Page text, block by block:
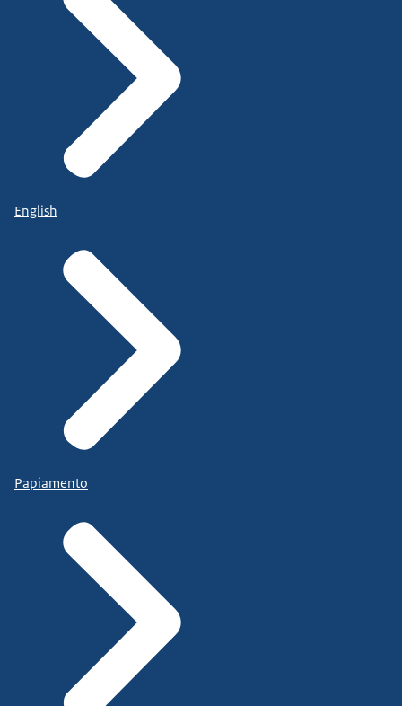
English
Papiamento